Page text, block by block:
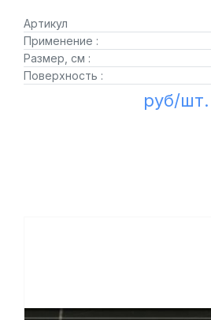
Артикул
Применение :
Размер, см :
Поверхность :
руб/шт.